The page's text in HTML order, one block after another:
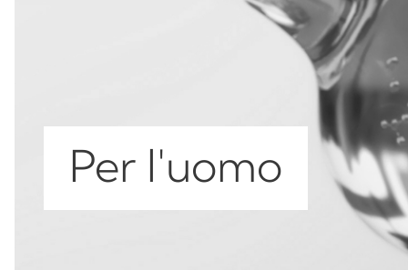
Per l'uomo